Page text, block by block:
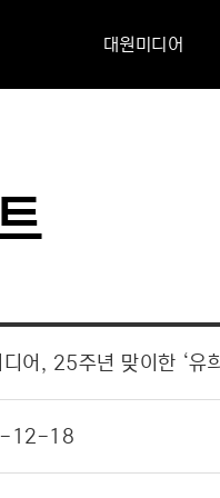
대원미디어
디어, 25주년 맞이한 ‘
12-18